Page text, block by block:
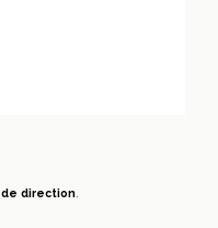
direction